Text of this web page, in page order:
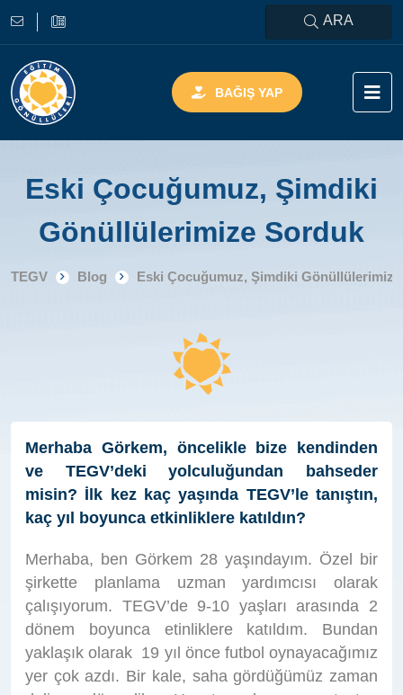
ARA
BAĞIŞ YAP
Eski Çocuğumuz, Şimdiki
Gönüllülerimize Sorduk
TEGV Blog Eski Çocuğumuz, Şimdiki
Merhaba Görkem, öncelikle bize kendinden
ve TEGV’deki yolculuğundan bahseder
misin? İlk kez kaç yaşında TEGV’le tanıştın,
kaç yıl boyunca etkinliklere katıldın?
Merhaba, ben Görkem 28 yaşındayım. Özel bir
şirkette planlama uzman yardımcısı olarak
çalışıyorum. TEGV’de 9-10 yaşları arasında 2
dönem boyunca etinliklere katıldım. Bundan
yaklaşık olarak 19 yıl önce futbol oynayacağımız
yer çok azdı. Bir kale, saha gördüğümüz zaman